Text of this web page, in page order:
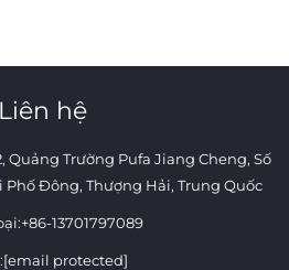
Liên hệ
Quảng Trường Pufa Jiang Cheng, Số
Đông, Thượng Hải, Trung Quốc
+86-13701797089
[email protected]